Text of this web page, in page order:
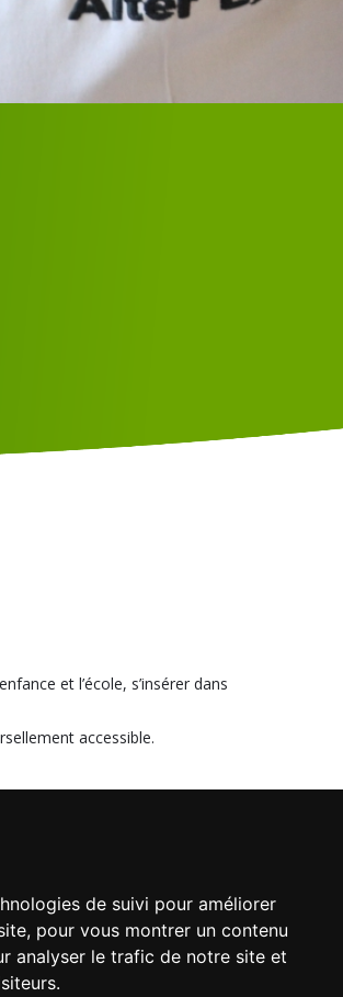
de suivi pour améliorer
pour vous montrer un contenu
analyser le trafic de notre site et
et l’école, s’insérer dans
accessible.